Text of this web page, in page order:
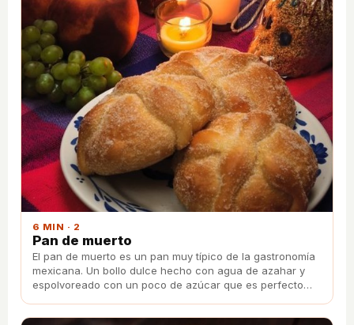
6 MIN · 2
Pan de muerto
El pan de muerto es un pan muy típico de la gastronomía
mexicana. Un bollo dulce hecho con agua de azahar y
espolvoreado con un poco de azúcar que es perfecto